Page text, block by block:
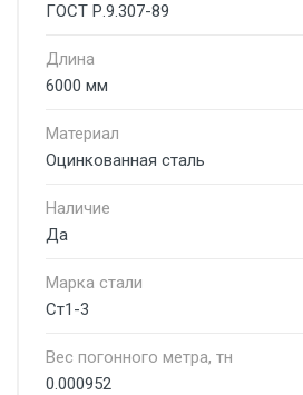
ГОСТ Р.9.307-89
Длина
6000 мм
Материал
Оцинкованная сталь
Наличие
Да
Марка стали
Ст1-3
Вес погонного метра, тн
0.000952